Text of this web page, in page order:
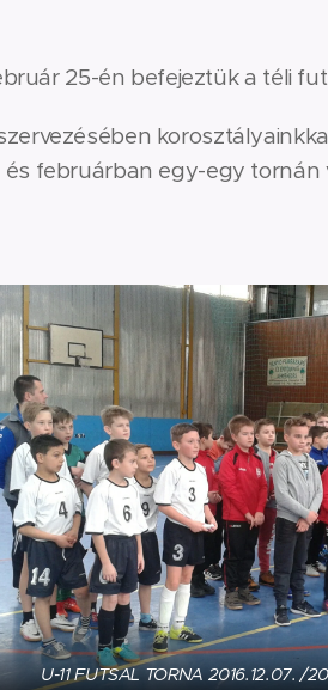
25-én befejeztük a téli
februárban egy-egy
U-11 FUTSAL TORNA 2016.12.07. /